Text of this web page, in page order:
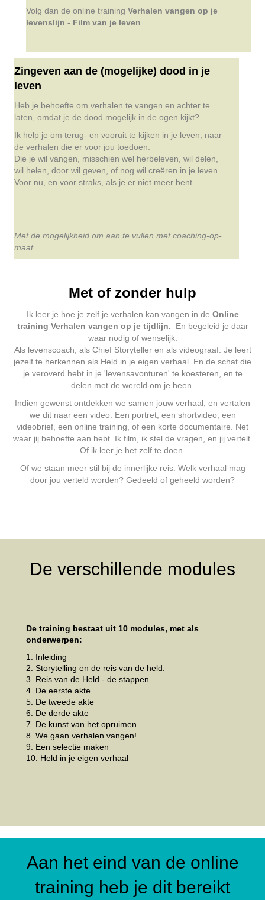
Volg dan de online training Verhalen vangen op je
levenslijn - Film van je leven
Zingeven aan de (mogelijke) dood in je
leven
Heb je behoefte om verhalen te vangen en achter te
laten, omdat je de dood mogelijk in de ogen kijkt?
Ik help je om terug- en vooruit te kijken in je leven, naar
de verhalen die er voor jou toedoen.
Die je wil vangen, misschien wel herbeleven, wil delen,
wil helen, door wil geven, of nog wil creëren in je leven.
Voor nu, en voor straks, als je er niet meer bent ..
Met de mogelijkheid om aan te vullen met coaching-op-
maat.
Met of zonder hulp
Ik leer je hoe je zelf je verhalen kan vangen in de Online
training Verhalen vangen op je tijdlijn. En begeleid je daar
waar nodig of wenselijk.
Als levenscoach, als Chief Storyteller en als videograaf. Je leert
jezelf te herkennen als Held in je eigen verhaal. En de schat die
je veroverd hebt in je 'levensavonturen' te koesteren, en te
delen met de wereld om je heen.
Indien gewenst ontdekken we samen jouw verhaal, en vertalen
we dit naar een video. Een portret, een shortvideo, een
videobrief, een online training, of een korte documentaire. Net
waar jij behoefte aan hebt. Ik film, ik stel de vragen, en jij vertelt.
Of ik leer je het zelf te doen.
Of we staan meer stil bij de innerlijke reis. Welk verhaal mag
door jou verteld worden? Gedeeld of geheeld worden?
De verschillende modules
De training bestaat uit 10 modules, met als
onderwerpen:
1. Inleiding
2. Storytelling en de reis van de held.
3. Reis van de Held - de stappen
4. De eerste akte
5. De tweede akte
6. De derde akte
7. De kunst van het opruimen
8. We gaan verhalen vangen!
9. Een selectie maken
10. Held in je eigen verhaal
Aan het eind van de online
training heb je dit bereikt